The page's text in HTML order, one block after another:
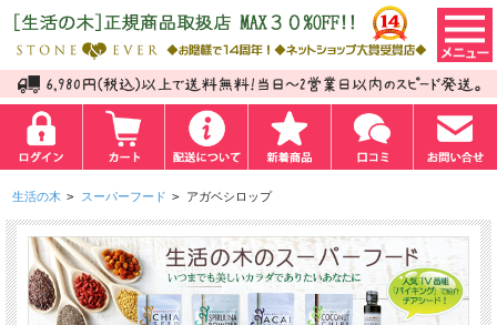
生活の木 > スーパーフード > アガベシロップ